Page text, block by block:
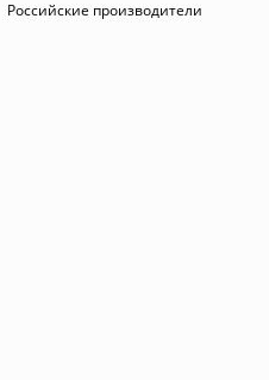
Российские производители